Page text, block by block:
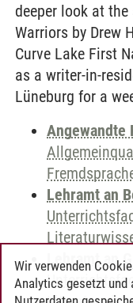
deeper look at
Warriors by Drew
Curve Lake First
as a writer-in-
Lüneburg for a
Angewandte
Lehramt an
Lehramt an
Wir verwenden
Analytics gesetzt und